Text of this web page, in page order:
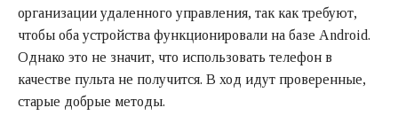
организации удаленного управления, так как требуют,
чтобы оба устройства функционировали на базе Android.
Однако это не значит, что использовать телефон в
качестве пульта не получится. В ход идут проверенные,
старые добрые методы.